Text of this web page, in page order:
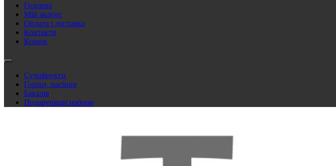
Головна
Мій акаунт
Оплата і доставка
Контакти
Кошик
Сухофрукти
Горіхи, насіння
Бакалія
Подарункові набори